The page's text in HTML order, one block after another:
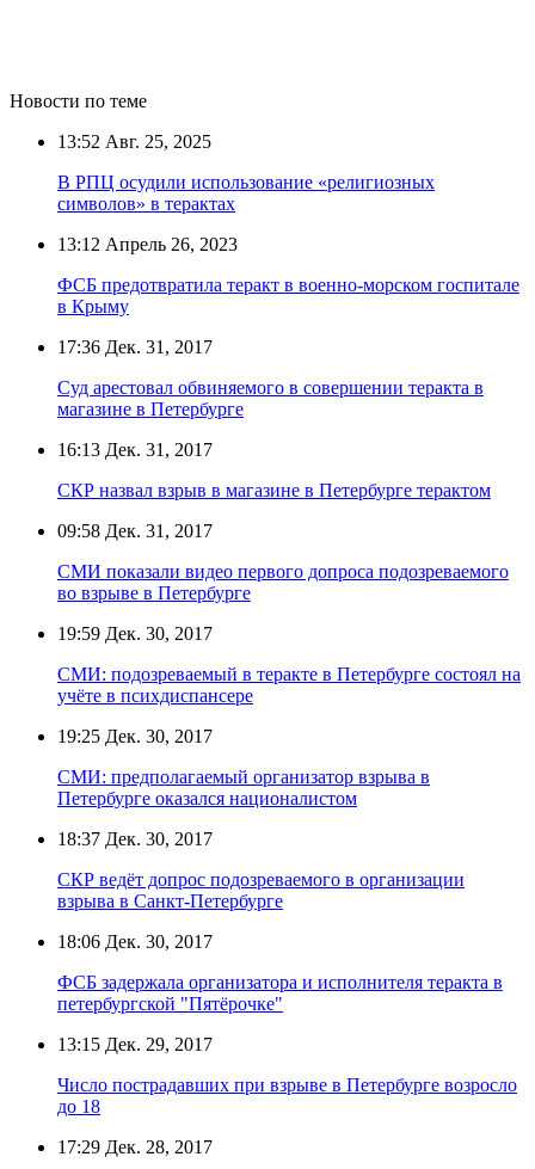
Новости по теме
13:52 Авг. 25, 2025
В РПЦ осудили использование «религиозных
символов» в терактах
13:12 Апрель 26, 2023
ФСБ предотвратила теракт в военно-морском госпитале
в Крыму
17:36 Дек. 31, 2017
Суд арестовал обвиняемого в совершении теракта в
магазине в Петербурге
16:13 Дек. 31, 2017
СКР назвал взрыв в магазине в Петербурге терактом
09:58 Дек. 31, 2017
СМИ показали видео первого допроса подозреваемого
во взрыве в Петербурге
19:59 Дек. 30, 2017
СМИ: подозреваемый в теракте в Петербурге состоял на
учёте в психдиспансере
19:25 Дек. 30, 2017
СМИ: предполагаемый организатор взрыва в
Петербурге оказался националистом
18:37 Дек. 30, 2017
СКР ведёт допрос подозреваемого в организации
взрыва в Санкт-Петербурге
18:06 Дек. 30, 2017
ФСБ задержала организатора и исполнителя теракта в
петербургской "Пятёрочке"
13:15 Дек. 29, 2017
Число пострадавших при взрыве в Петербурге возросло
до 18
17:29 Дек. 28, 2017